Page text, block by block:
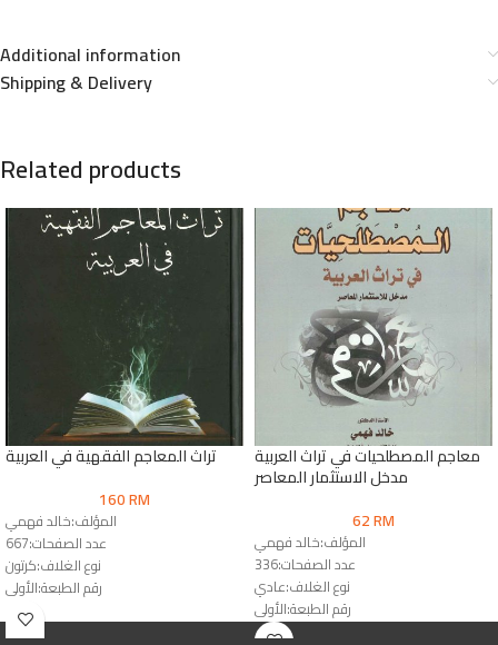
Additional information
Shipping & Delivery
Related products
تراث المعاجم الفقهية في العربية
160RM
المؤلف:خالد فهمي
عدد الصفحات:667
نوع الغلاف:كرتون
رقم الطبعة:الأولى
الناشر:دار المقاصد
معاجم المصطلحيات في تراث العربية
مدخل الاستثمار المعاصر
62RM
المؤلف:خالد فهمي
عدد الصفحات:336
نوع الغلاف:عادي
رقم الطبعة:الأولى
الناشر:دار النشر للجامعات & دار الوفاء